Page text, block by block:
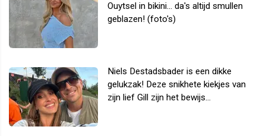
Ouytsel in bikini... da's altijd smullen
geblazen! (foto's)
Niels Destadsbader is een dikke
gelukzak! Deze snikhete kiekjes van
zijn lief Gill zijn het bewijs...